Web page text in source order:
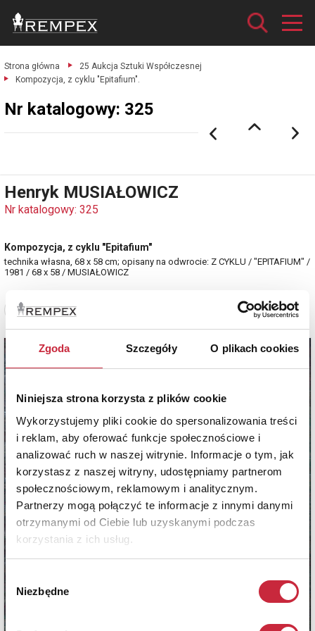
Zgoda Szczegóły O plikach cookies
Niniejsza strona korzysta z plików cookie
Wykorzystujemy pliki cookie do spersonalizowania treści
i reklam, aby oferować funkcje społecznościowe i
analizować ruch w naszej witrynie. Informacje o tym, jak
korzystasz z naszej witryny, udostępniamy partnerom
społecznościowym, reklamowym i analitycznym.
Partnerzy mogą połączyć te informacje z innymi danymi
otrzymanymi od Ciebie lub uzyskanymi podczas
korzystania z ich usług.
zgody
Niezbędne
Strona główna
25 Aukcja Sztuki Współczesnej
Kompozycja, z cyklu "Epitafium".
Nr katalogowy: 325
Henryk MUSIAŁOWICZ
Nr katalogowy: 325
Kompozycja, z cyklu "Epitafium"
technika własna, 68 x 58 cm; opisany na odwrocie: Z CYKLU / "EPITAFIUM" /
1981 / 68 x 58 / MUSIAŁOWICZ
Zobacz pełne informacje